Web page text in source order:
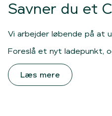
Savner du et
Vi arbejder løbende på at
Foreslå et nyt ladepunkt,
Læs mere